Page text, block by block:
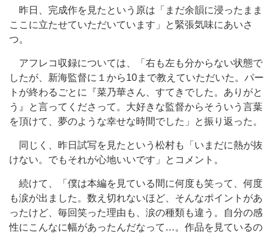
昨日、完成作を見たという原は「まだ余韻に浸ったまま
ここに立たせていただいています」と緊張気味にあいさ
つ。
アフレコ収録については、「右も左も分からない状態で
したが、新海監督に１から10まで教えていただいた。パー
トが終わるごとに『菜乃華さん、すてきでした。ありがと
う』と言ってくださって。大好きな監督からそういう言葉
を頂けて、夢のような幸せな時間でした」と振り返った。
同じく、昨日試写を見たという松村も「いまだに熱が抜
けない。でもそれが心地いいです」とコメント。
続けて、「僕は本編を見ている間に何度も笑って、何度
も涙が出ました。数え切れないほど、そんなポイントがあ
ったけど、毎回笑った理由も、涙の種類も違う。自分の感
性にこんなに幅があったんだなって…。作品を見ているの